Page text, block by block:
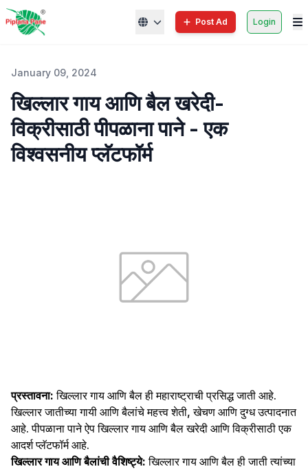
Post Ad Login
January 09, 2024
खिल्लार गाय आणि बैल खरेदी-
विक्रीसाठी पीपळाना पाने - एक
विश्वसनीय प्लॅटफॉर्म
प्रस्तावना: खिल्लार गाय आणि बैल ही महाराष्ट्राची प्रसिद्ध जाती आहे.
खिल्लार जातीच्या गायी आणि बैलांचे महत्त्व शेती, खेचण आणि दुग्ध उत्पादनात
आहे. पीपळाना पाने ऐप खिल्लार गाय आणि बैल खरेदी आणि विक्रीसाठी एक
आदर्श प्लॅटफॉर्म आहे.
खिल्लार गाय आणि बैलांची वैशिष्ट्ये: खिल्लार गाय आणि बैल ही जाती त्यांच्या